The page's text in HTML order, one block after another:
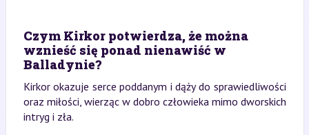
Czym Kirkor potwierdza, że można
wznieść się ponad nienawiść w
Balladynie?
Kirkor okazuje serce poddanym i dąży do sprawiedliwości
oraz miłości, wierząc w dobro człowieka mimo dworskich
intryg i zła.